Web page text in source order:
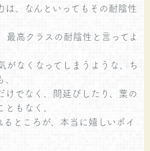
は、なんといってもその耐陰性
最高クラスの耐陰性と言ってよ
がなくなってしまうような、ち
けでなく、間延びしたり、葉の
もなく、
ところが、本当に嬉しいポイ